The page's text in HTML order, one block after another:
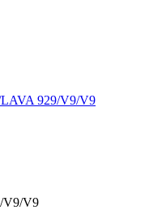
LAVA 929/V9/V9
V9/V9